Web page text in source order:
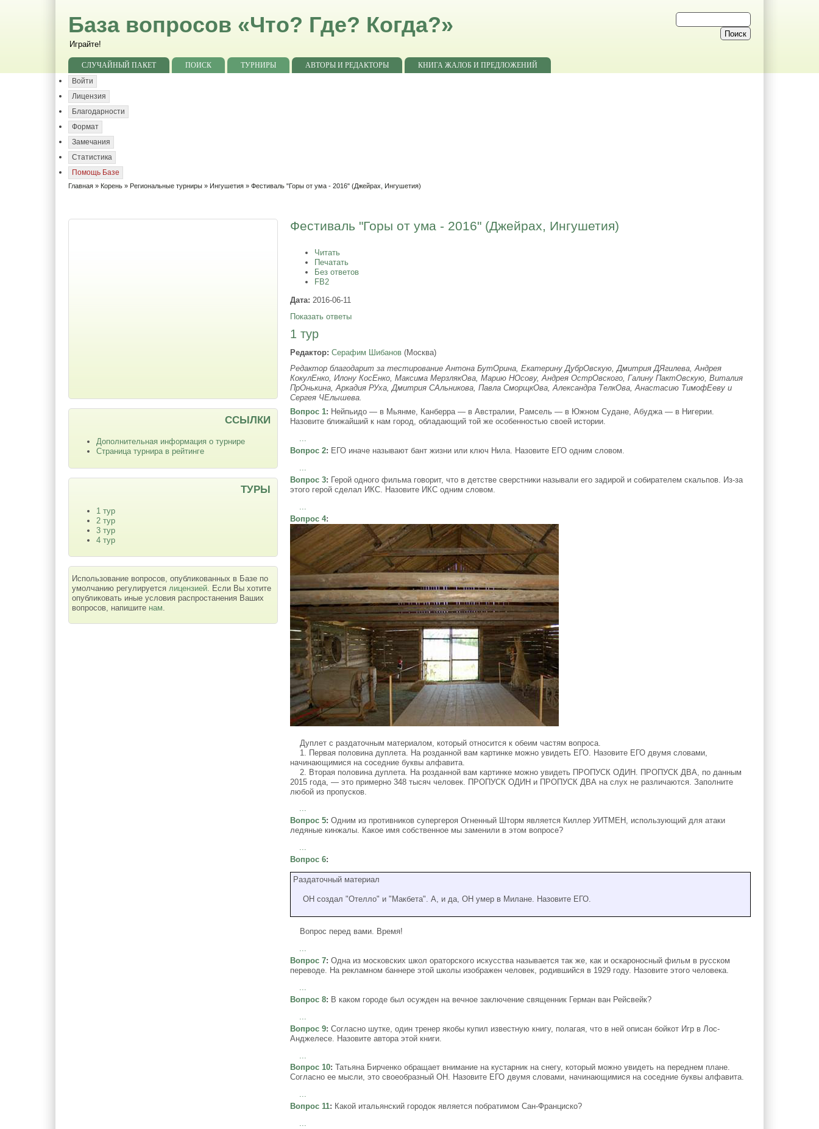
База вопросов «Что? Где? Когда?»
Играйте!
СЛУЧАЙНЫЙ ПАКЕТ ПОИСК ТУРНИРЫ АВТОРЫ И РЕДАКТОРЫ
КНИГА ЖАЛОБ И ПРЕДЛОЖЕНИЙ
Войти
Лицензия
Благодарности
Формат
Замечания
Статистика
Помощь Базе
Главная » Корень » Региональные турниры » Ингушетия » Фестиваль "Горы от ума - 2016" (Джейрах, Ингушетия)
Фестиваль "Горы от ума - 2016" (Джейрах, Ингушетия)
Читать
Печатать
Без ответов
FB2
Дата: 2016-06-11
Показать ответы
1 тур
Редактор: Серафим Шибанов (Москва)
Редактор благодарит за тестирование Антона БутОрина, Екатерину ДубрОвскую, Дмитрия ДЯгилева, Андрея
КокулЕнко, Илону КосЕнко, Максима МерзлякОва, Марию НОсову, Андрея ОстрОвского, Галину ПактОвскую, Виталия
ПрОнькина, Аркадия РУха, Дмитрия САльникова, Павла СморщкОва, Александра ТелкОва, Анастасию ТимофЕеву и
Сергея ЧЕлышева.
Вопрос 1: Нейпьидо — в Мьянме, Канберра — в Австралии, Рамсель — в Южном Судане, Абуджа — в Нигерии.
Назовите ближайший к нам город, обладающий той же особенностью своей истории.
Вопрос 2: ЕГО иначе называют бант жизни или ключ Нила. Назовите ЕГО одним словом.
Вопрос 3: Герой одного фильма говорит, что в детстве сверстники называли его задирой и собирателем скальпов. Из-за
этого герой сделал ИКС. Назовите ИКС одним словом.
Вопрос 4:
Дуплет с раздаточным материалом, который относится к обеим частям вопроса.
1. Первая половина дуплета. На розданной вам картинке можно увидеть ЕГО. Назовите ЕГО двумя словами,
начинающимися на соседние буквы алфавита.
2. Вторая половина дуплета. На розданной вам картинке можно увидеть ПРОПУСК ОДИН. ПРОПУСК ДВА, по данным
2015 года, — это примерно 348 тысяч человек. ПРОПУСК ОДИН и ПРОПУСК ДВА на слух не различаются. Заполните
любой из пропусков.
...
Вопрос 5: Одним из противников супергероя Огненный Шторм является Киллер УИТМЕН, использующий для атаки
ледяные кинжалы. Какое имя собственное мы заменили в этом вопросе?
...
Вопрос 6:
Раздаточный материал
ОН создал "Отелло" и "Макбета". А, и да, ОН умер в Милане. Назовите ЕГО.
Вопрос перед вами. Время!
...
Вопрос 7: Одна из московских школ ораторского искусства называется так же, как и оскароносный фильм в русском
переводе. На рекламном баннере этой школы изображен человек, родившийся в 1929 году. Назовите этого человека.
Вопрос 8: В каком городе был осужден на вечное заключение священник Герман ван Рейсвейк?
Вопрос 9: Согласно шутке, один тренер якобы купил известную книгу, полагая, что в ней описан бойкот Игр в Лос-
Анджелесе. Назовите автора этой книги.
Вопрос 10: Татьяна Бирченко обращает внимание на кустарник на снегу, который можно увидеть на переднем плане.
Согласно ее мысли, это своеобразный ОН. Назовите ЕГО двумя словами, начинающимися на соседние буквы алфавита.
...
Вопрос 11: Какой итальянский городок является побратимом Сан-Франциско?
...
ССЫЛКИ
Дополнительная информация о турнире
Страница турнира в рейтинге
ТУРЫ
1 тур
2 тур
3 тур
4 тур
Использование вопросов, опубликованных в Базе по
умолчанию регулируется лицензией . Если Вы хотите
опубликовать иные условия распростанения Ваших
вопросов, напишите нам